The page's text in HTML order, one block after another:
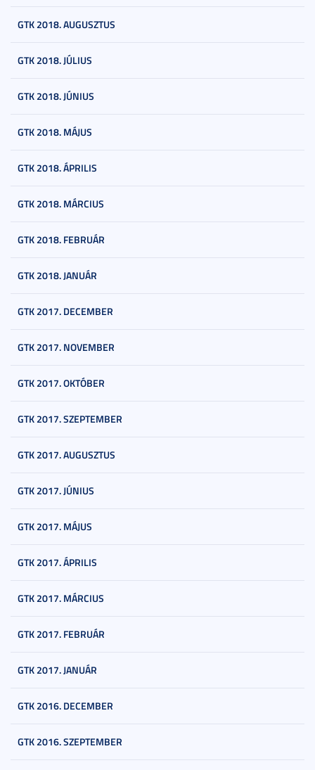
GTK 2018. AUGUSZTUS
GTK 2018. JÚLIUS
GTK 2018. JÚNIUS
GTK 2018. MÁJUS
GTK 2018. ÁPRILIS
GTK 2018. MÁRCIUS
GTK 2018. FEBRUÁR
GTK 2018. JANUÁR
GTK 2017. DECEMBER
GTK 2017. NOVEMBER
GTK 2017. OKTÓBER
GTK 2017. SZEPTEMBER
GTK 2017. AUGUSZTUS
GTK 2017. JÚNIUS
GTK 2017. MÁJUS
GTK 2017. ÁPRILIS
GTK 2017. MÁRCIUS
GTK 2017. FEBRUÁR
GTK 2017. JANUÁR
GTK 2016. DECEMBER
GTK 2016. SZEPTEMBER